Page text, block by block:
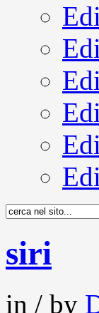
siri
in / by